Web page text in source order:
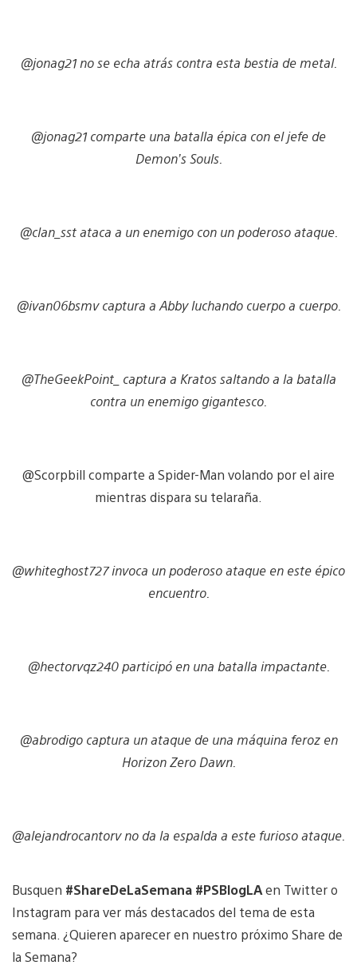
@jonag21 no se echa atrás contra esta bestia de metal.
@jonag21 comparte una batalla épica con el jefe de
Demon’s Souls.
@clan_sst ataca a un enemigo con un poderoso ataque.
@ivan06bsmv captura a Abby luchando cuerpo a cuerpo.
@TheGeekPoint_ captura a Kratos saltando a la batalla
contra un enemigo gigantesco.
@Scorpbill comparte a Spider-Man volando por el aire
mientras dispara su telaraña.
@whiteghost727 invoca un poderoso ataque en este épico
encuentro.
@hectorvqz240 participó en una batalla impactante.
@abrodigo captura un ataque de una máquina feroz en
Horizon Zero Dawn.
@alejandrocantorv no da la espalda a este furioso ataque.
Busquen #ShareDeLaSemana #PSBlogLAen Twitter o
Instagram para ver más destacados del tema de esta
semana. ¿Quieren aparecer en nuestro próximo Share de
la Semana?